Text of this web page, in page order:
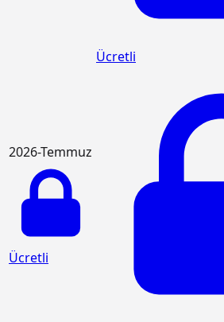
Ücretli
2026-Temmuz
Ücretli